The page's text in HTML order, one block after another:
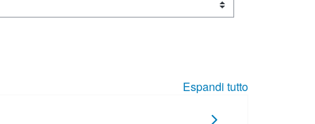
Espandi tutto